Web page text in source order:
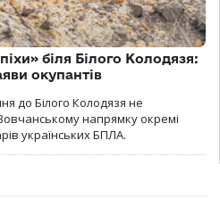
біля Білого Колодязя:
окупантів
до Білого Колодязя не
напрямку окремі
українських БПЛА.